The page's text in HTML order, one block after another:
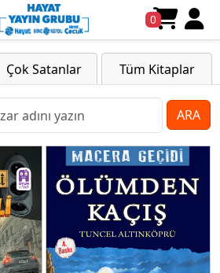
0
Çok Satanlar Tüm Kitaplar
ARA